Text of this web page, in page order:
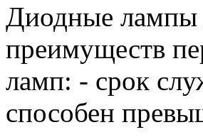
Диодные лампы
преимуществ
ламп: - срок
способен